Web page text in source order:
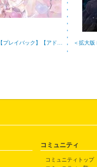
【プレイバック】【アド… ＜拡大
コミュニティ
コミュニティトップ